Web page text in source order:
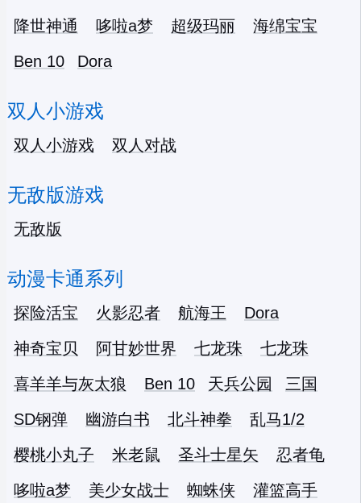
降世神通
哆啦a梦 超级玛丽
海绵宝宝
Ben 10
Dora
双人小游戏
双人小游戏 双人对战
无敌版游戏
无敌版
动漫卡通系列
探险活宝 火影忍者 航海王
Dora
神奇宝贝
阿甘妙世界 七龙珠
七龙珠
喜羊羊与灰太狼
Ben 10 天兵公园
三国
SD钢弹
幽游白书 北斗神拳
乱马1/2
樱桃小丸子
米老鼠 圣斗士星矢
忍者龟
哆啦a梦
美少女战士 蜘蛛侠
灌篮高手